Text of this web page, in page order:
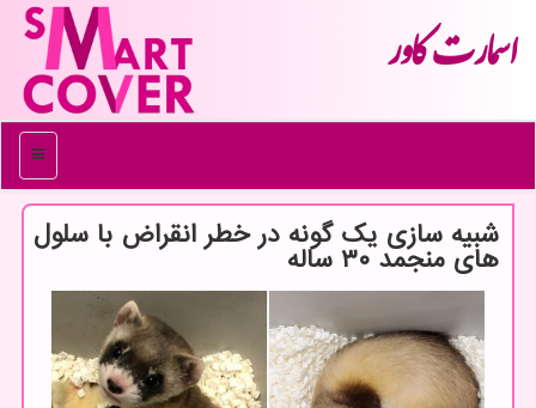
اسمارت كاور
منو
شبیه سازی یك گونه در خطر انقراض با سلول
های منجمد ۳۰ ساله